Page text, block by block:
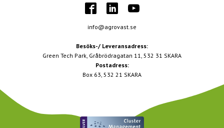
info@agrovast.se
Besöks-/ Leveransadress:
Green Tech Park, Gråbrödragatan 11, 532 31 SKARA
Postadress:
Box 63, 532 21 SKARA